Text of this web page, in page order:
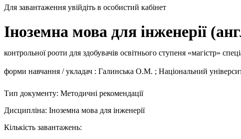
Для завантаження увійдіть в особистий кабінет
Іноземна мова для інженерії
контрольної рооти для здобувачів освітнього ступеня «магістр»
форми навчання / укладач : Галинська О.М. ; Національний
Тип документу: Методичні рекомендації
Дисципліна: Іноземна мова для інженерії
Кількість завантажень: